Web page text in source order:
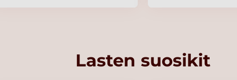
Lasten suosikit